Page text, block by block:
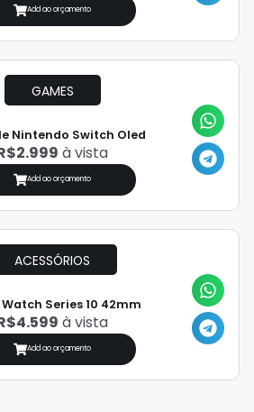
Add ao orçamento
GAMES
Nintendo Switch Oled
à vista
Add ao orçamento
ACESSÓRIOS
Series 10 42mm
à vista
Add ao orçamento